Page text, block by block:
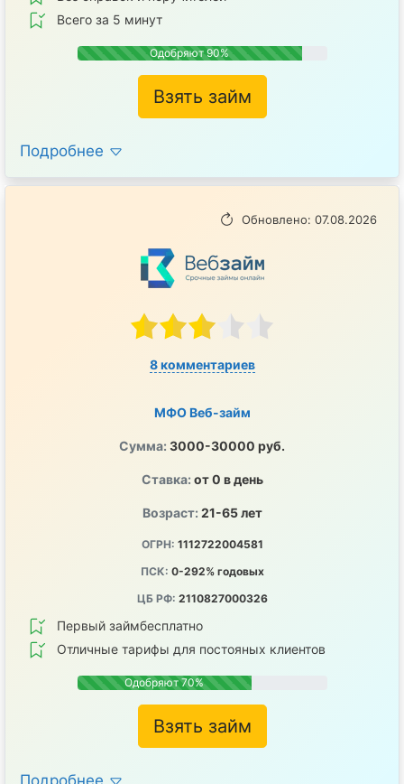
Всего за 5 минут
Одобряют 90%
Взять займ
Подробнее
Обновлено: 07.08.2026
8 комментариев
МФО Веб-займ
Сумма: 3000-30000 руб.
Ставка: от 0 в день
Возраст: 21-65 лет
ОГРН: 1112722004581
ПСК: 0-292% годовых
ЦБ РФ: 2110827000326
Первый займбесплатно
Отличные тарифы для постояных клиентов
Одобряют 70%
Взять займ